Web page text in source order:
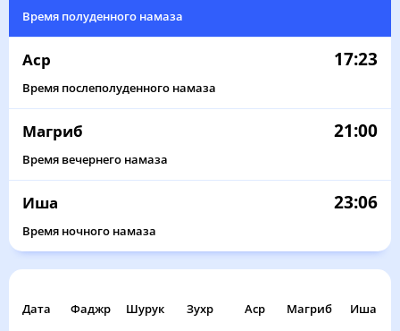
Время полуденного намаза
Аср 17:23
Время послеполуденного намаза
Магриб 21:00
Время вечернего намаза
Иша 23:06
Время ночного намаза
Дата Фаджр Шурук Зухр Аср Магриб Иша